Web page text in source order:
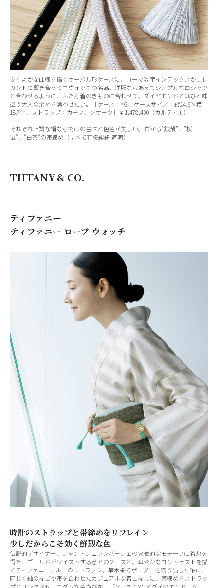
ふくよかな曲線を描くオーバル形ケースに、ローマ数字インデックスがエレ
ガントに響き合うミニウォッチの名品。洋服ならあえてシンプルな白シャツ
と合わせるように、ふだん着のきものに合わせて、ダイヤモンドとはひと味
違う大人の余裕を漂わせたい。［ケース：YG、ケースサイズ：縦24.6×横
18.7㎜、ストラップ：カーフ、クオーツ］￥1,478,400（カルティエ）
──
それぞれ上質な絹ならではの色味と色名が美しい。右から”銀鼠”、”桜
鼠”、”白茶”の帯締め（すべて有職組紐 道明）
TIFFANY & CO.
ティファニー
ティファニー ロープ ウォッチ
時計のストラップと帯締めをリフレイン
少しだからこそ効く鮮烈な色
伝説的デザイナー、ジャン・シュランバージェの象徴的なモチーフに着想を
得た、ゴールドがツイストする意匠のケースと、華やかなコントラストを描
くティファニーブルーのストラップ。草木染でボーダーを織り出した紬に、
同じく紬のなごや帯を合わせたカジュアルな着こなしに、帯締めをストラッ
プとリンクさせ、モダンな色遊びを。［ケース：YG×ダイヤモンド、ケー